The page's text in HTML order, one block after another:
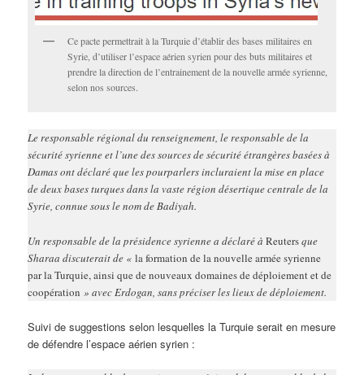
Ce pacte permettrait à la Turquie d’établir des bases militaires en
Syrie, d’utiliser l’espace aérien syrien pour des buts militaires et
prendre la direction de l’entrainement de la nouvelle armée syrienne,
selon nos sources.
Le responsable régional du renseignement, le responsable de la
sécurité syrienne et l’une des sources de sécurité étrangères basées à
Damas ont déclaré que les pourparlers incluraient la mise en place
de deux bases turques dans la vaste région désertique centrale de la
Syrie, connue sous le nom de Badiyah.
Un responsable de la présidence syrienne a déclaré àReutersque
Sharaa discuterait de «la formation de la nouvelle armée syrienne
par la Turquie, ainsi que de nouveaux domaines de déploiement et de
coopération » avec Erdogan, sans préciser les lieux de déploiement.
Suivi de suggestions selon lesquelles la Turquie serait en mesure
de défendre l’espace aérien syrien :